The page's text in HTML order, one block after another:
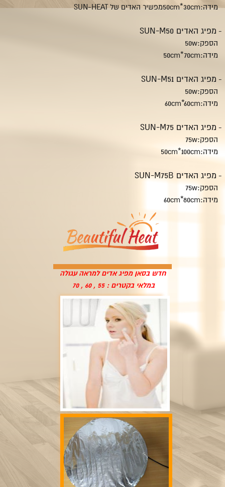
מידה:50cm*30cmמפשיר האדים של SUN-HEAT
- מפיג האדים SUN-M50
הספק:50w
מידה:50cm*70cm
- מפיג האדים SUN-M51
הספק:50w
מידה:60cm*60cm
- מפיג האדים SUN-M75
הספק:75w
מידה:50cm*100cm
- מפיג האדים SUN-M75B
הספק:75w
מידה:60cm*80cm
חדש בסאן מפיג אדים למראה עגולה
במלאי בקטרים : 55 , 60 , 70